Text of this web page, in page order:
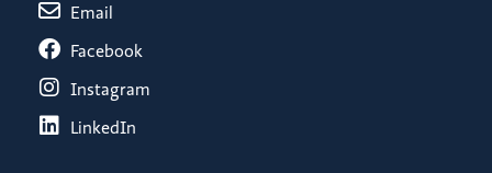
Email
Facebook
Instagram
LinkedIn